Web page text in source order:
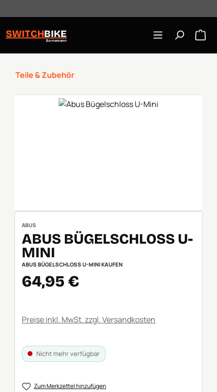
SWITCHBIKE
Bornemann
Teile & Zubehör
Bildergalerie überspringen
ABUS
ABUS BÜGELSCHLOSS U-
MINI
ABUS BÜGELSCHLOSS U-MINI KAUFEN
Verkaufspreis:
64,95 €
Preise inkl. MwSt. zzgl. Versandkosten
Nicht mehr verfügbar
Zum Merkzettel hinzufügen